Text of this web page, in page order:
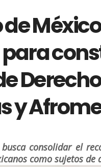
y
consolidar el
como sujetos de